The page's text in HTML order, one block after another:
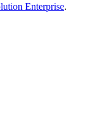
Enterprise.